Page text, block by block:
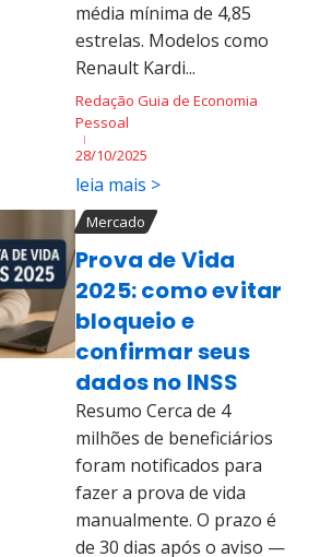
média mínima de 4,85
estrelas. Modelos como
Renault Kardi...
Redação Guia de Economia
Pessoal
28/10/2025
leia mais >
Mercado
Prova de Vida
2025: como evitar
bloqueio e
confirmar seus
dados no INSS
Resumo Cerca de 4
milhões de beneficiários
foram notificados para
fazer a prova de vida
manualmente. O prazo é
de 30 dias após o aviso —